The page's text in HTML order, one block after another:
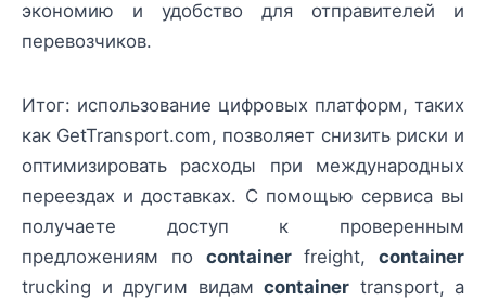
экономию и удобство для отправителей и
перевозчиков.
Итог: использование цифровых платформ, таких
как GetTransport.com, позволяет снизить риски и
оптимизировать расходы при международных
переездах и доставках. С помощью сервиса вы
получаете доступ к проверенным
предложениям по containerfreight, container
trucking и другим видам container transport, а